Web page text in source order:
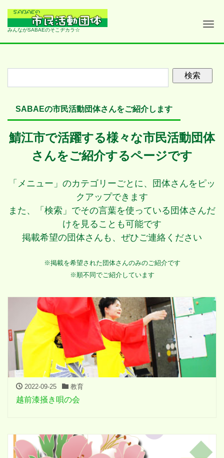
みんながSABAEのそこヂカラ☆
SABAEの市民活動団体さんをご紹介します
鯖江市で活躍する様々な市民活動団体
さんをご紹介するページです
「メニュー」のカテゴリーごとに、団体さんをピッ
クアップできます
また、「検索」でその言葉を使っている団体さんだ
けを見ることも可能です
掲載希望の団体さんも、ぜひご連絡ください
※掲載を希望された団体さんのみのご紹介です
※順不同でご紹介しています
2022-09-25 教育
越前漆掻き唄の会